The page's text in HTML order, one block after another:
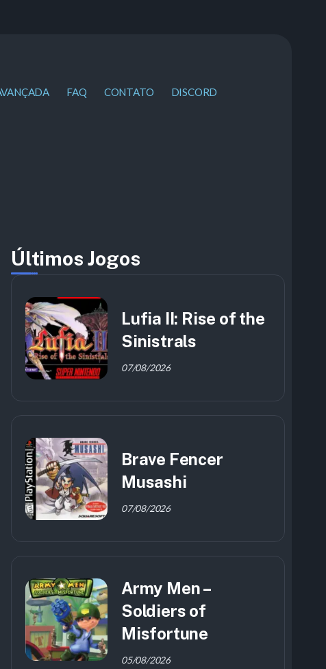
FAQ CONTATO DISCORD
Últimos Jogos
Lufia II: Rise of the
Sinistrals
07/08/2026
Brave Fencer
Musashi
07/08/2026
Army Men –
Soldiers of
Misfortune
05/08/2026